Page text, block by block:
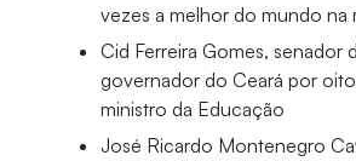
vezes a melhor do mundo na
Cid Ferreira Gomes, senador
governador do Ceará por
ministro da Educação
José Ricardo Montenegro